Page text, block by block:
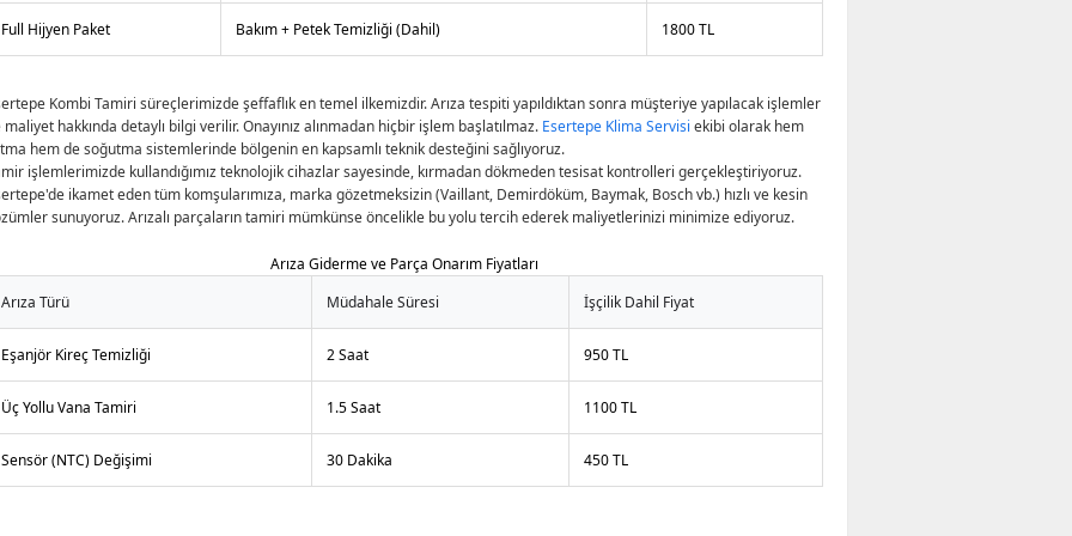
Full Hijyen Paket Bakım + Petek Temizliği (Dahil) 1800 TL
Kombi Tamiri süreçlerimizde şeffaflık en temel ilkemizdir. Arıza tespiti yapıldıktan sonra müşteriye yapılacak işlemler
maliyet hakkında detaylı bilgi verilir. Onayınız alınmadan hiçbir işlem başlatılmaz. Esertepe Klima Servisi ekibi olarak hem
hem de soğutma sistemlerinde bölgenin en kapsamlı teknik desteğini sağlıyoruz.
işlemlerimizde kullandığımız teknolojik cihazlar sayesinde, kırmadan dökmeden tesisat kontrolleri gerçekleştiriyoruz.
ikamet eden tüm komşularımıza, marka gözetmeksizin (Vaillant, Demirdöküm, Baymak, Bosch vb.) hızlı ve kesin
sunuyoruz. Arızalı parçaların tamiri mümkünse öncelikle bu yolu tercih ederek maliyetlerinizi minimize ediyoruz.
Arıza Giderme ve Parça Onarım Fiyatları
Arıza Türü
Müdahale Süresi İşçilik Dahil Fiyat
Eşanjör Kireç Temizliği 2 Saat 950 TL
Üç Yollu Vana Tamiri 1.5 Saat 1100 TL
Sensör (NTC) Değişimi 30 Dakika 450 TL